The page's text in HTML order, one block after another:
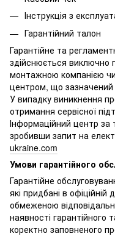
Інструкція з
Гарантійний талон
Гарантійне та
здійснюється
монтажною компанією
центром, що зазначений
У випадку виникнення
отримання сервісної
Інформаційний центр
зробивши запит на
ukraine.com
Умови гарантійного
Гарантійне
які придбані в
обмеженою
наявності гарантійного
коректно заповненого